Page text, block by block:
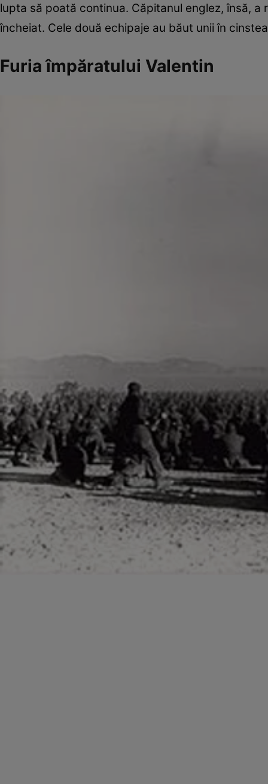
lupta să poată continua. Căpitanul englez, însă,
încheiat. Cele două echipaje au băut unii în
Furia împăratului Valentin